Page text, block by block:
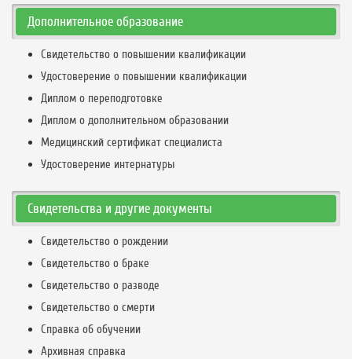
Дополнительное образование
Свидетельство о повышении квалификации
Удостоверение о повышении квалификации
Диплом о переподготовке
Диплом о дополнительном образовании
Медицинский сертификат специалиста
Удостоверение интернатуры
Свидетельства и другие документы
Свидетельство о рождении
Свидетельство о браке
Свидетельство о разводе
Свидетельство о смерти
Справка об обучении
Архивная справка